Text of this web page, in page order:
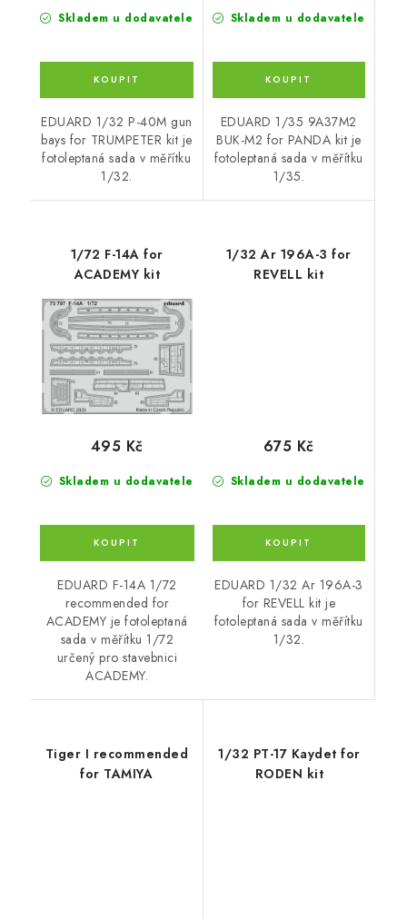
Skladem u dodavatele
EDUARD 1/32 P-40M gun
bays for TRUMPETER kit je
fotoleptaná sada v měřítku
1/32.
Skladem u dodavatele
EDUARD 1/35 9A37M2
BUK-M2 for PANDA kit je
fotoleptaná sada v měřítku
1/35.
1/72 F-14A for
ACADEMY kit
Skladem u dodavatele
495 Kč
EDUARD F-14A 1/72
recommended for
ACADEMY je fotoleptaná
sada v měřítku 1/72
určený pro stavebnici
ACADEMY.
1/32 Ar 196A-3 for
REVELL kit
Skladem u dodavatele
675 Kč
EDUARD 1/32 Ar 196A-3
for REVELL kit je
fotoleptaná sada v měřítku
1/32.
Tiger I recommended
for TAMIYA
1/32 PT-17 Kaydet for
RODEN kit